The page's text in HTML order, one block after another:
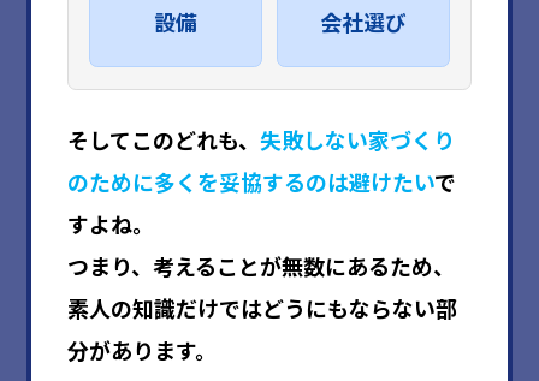
設備 会社選び
そしてこのどれも、 失敗しない家づくり
のために多くを妥協するのは避けたいで
すよね。
つまり、考えることが無数にあるため、
素人の知識だけではどうにもならない部
分があります。